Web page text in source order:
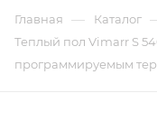
Главная — Каталог
Теплый пол Vimarr S
программируемым